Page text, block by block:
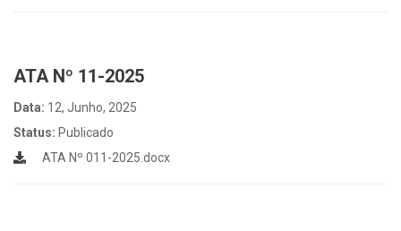
ATA Nº 11-2025
Data: 12, Junho, 2025
Status: Publicado
ATA Nº 011-2025.docx